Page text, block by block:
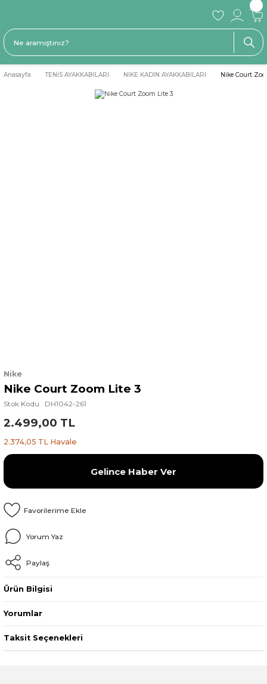
Anasayfa TENİS AYAKKABILARI NIKE KADIN AYAKKABILARI Nike Court
Nike
Nike Court Zoom Lite 3
Stok Kodu : DH1042-261
2.499,00 TL
2.374,05 TL Havale
Gelince Haber Ver
Yorum Yaz
Paylaş
Ürün Bilgisi
Yorumlar
Taksit Seçenekleri